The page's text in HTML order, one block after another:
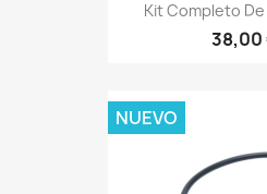
Kit Completo De
38,00
NUEVO